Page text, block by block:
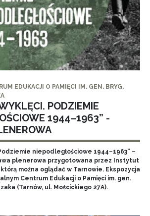
EDUKACJI O PAMIĘCI IM. GEN. BRYG.
PODZIEMIE
1944–1963” -
niepodległościowe 1944–1963” –
plenerowa przygotowana przez Instytut
można oglądać w Tarnowie. Ekspozycja
Centrum Edukacji o Pamięci im. gen.
(Tarnów, ul. Mościckiego 27A).